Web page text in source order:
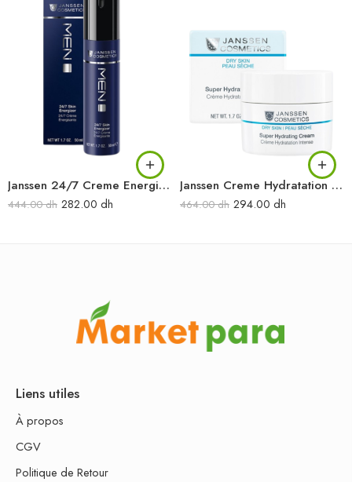
Janssen 24/7 Creme Energisante 50ML
444.00dh 282.00 dh
Janssen Creme Hydratation Intense 50ML
464.00dh 294.00 dh
Liens utiles
À propos
CGV
Politique de Retour